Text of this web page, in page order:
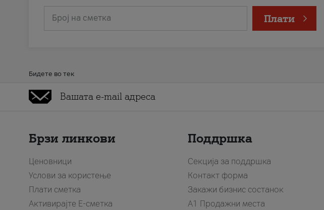
Број на сметка Плати
Бидете во тек
Брзи линкови
Ценовници
Услови за користење
Плати сметка
Активирајте Е-сметка
Поддршка
Секција за поддршка
Контакт форма
Закажи бизнис состанок
A1 Продажни места